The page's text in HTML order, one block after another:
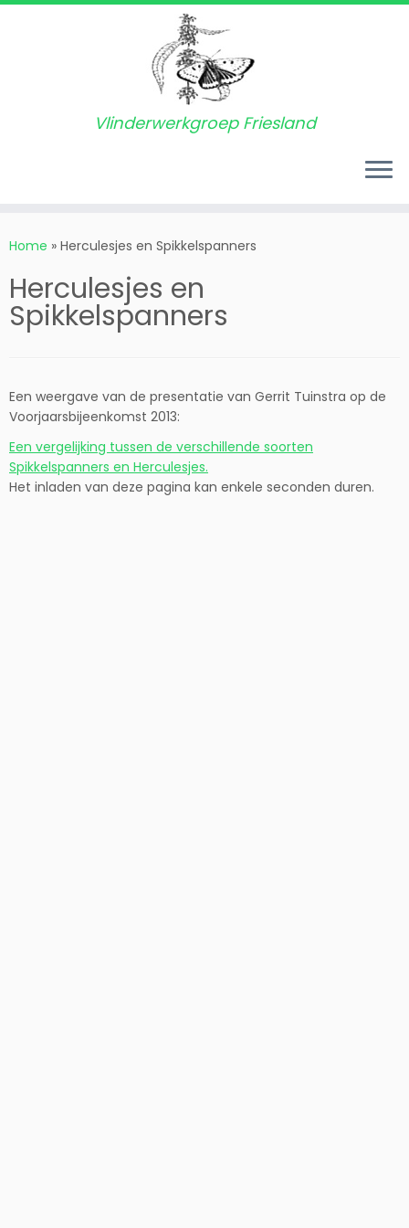
naar
Vlinderwerkgroep Friesland
Home » Herculesjes en Spikkelspanners
Herculesjes en
Spikkelspanners
Een weergave van de presentatie van Gerrit Tuinstra op de
Voorjaarsbijeenkomst 2013:
Een vergelijking tussen de verschillende soorten
Spikkelspanners en Herculesjes.
Het inladen van deze pagina kan enkele seconden duren.